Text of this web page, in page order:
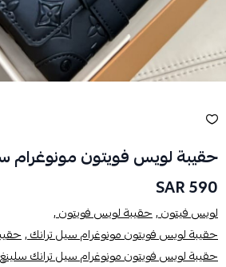
حقيبة لويس فويتون مونوغرام
590 SAR
لويس فيتون ,حقيبة لويس فويتون ,
حقيبة لويس فويتون مونوغرام سيل ترانك ,
حقيبة لويس فويتون مونوغرام سيل ترانك